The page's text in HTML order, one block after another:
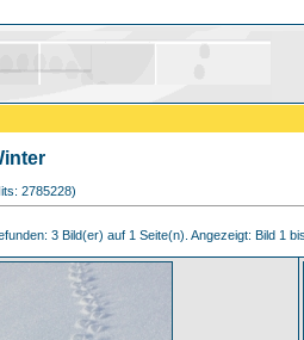
2785228)
3 Bild(er) auf 1 Seite(n). Angezeigt: Bild 1